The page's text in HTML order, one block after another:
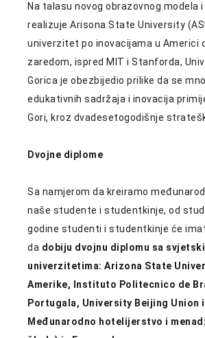
Na talasu novog obrazovnog modela
realizuje Arisona State University
univerzitet po inovacijama u Americi
zaredom, ispred MIT i Stanforda,
Gorica je obezbijedio prilike da se
edukativnih sadržaja i inovacija
Gori, kroz dvadesetogodišnje
Dvojne diplome
Sa namjerom da kreiramo
naše studente i studentkinje, od
godine studenti i studentkinje će
da dobiju dvojnu diplomu sa
univerzitetima: Arizona State
Amerike, Instituto Politecnico de
Portugala, University Beijing Union
Međunarodno hotelijerstvo i